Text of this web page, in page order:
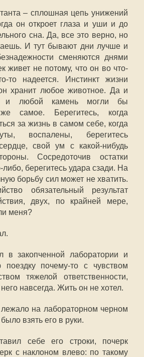
– сплошная цепь унижений
он откроет глаза и уши и до
сна. Да, все это верно, но
И тут бывают дни лучше и
сменяются днями
живет не потому, что он во что-
то надеется. Инстинкт жизни
хранит любое животное. Да и
и любой камень могли бы
самое. Берегитесь, когда
за жизнь в самом себе, когда
воспалены, берегитесь
свой ум с какой-нибудь
Сосредоточив остатки
берегитесь удара сзади. На
борьбу сил может не хватить.
обязательный результат
двух, по крайней мере,
меня?
в закопченной лаборатории и
почему-то с чувством
тяжелой ответственности,
навсегда. Жить он не хотел.
на лабораторном черном
взять его в руки.
себе его строки, почерк
с наклоном влево: по такому